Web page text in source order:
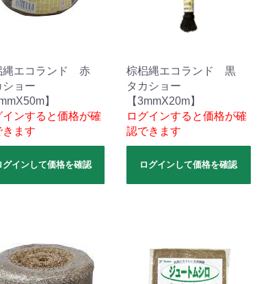
縄エコランド 赤
ショー
】
インすると価格が確
きます
グインして価格を確認
棕梠縄エコランド 黒
タカショー
【3mmX20m】
ログインすると価格が確
認できます
ログインして価格を確認